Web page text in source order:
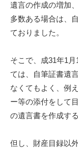
遺言の作成の増加
多数ある場合は、
ておりました。
そこで、成31年1
ては、自筆証書遺
なくてもよく、例
ー等の添付をして
の遺言書を作成す
但し、財産目録以